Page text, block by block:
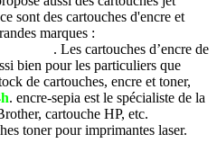
sont des cartouches d'encre et
marques :
. Les cartouches d’encre de
bien pour les particuliers que
de cartouches, encre et toner,
. encre-sepia est le spécialiste de la
cartouche HP, etc.
toner pour imprimantes laser.